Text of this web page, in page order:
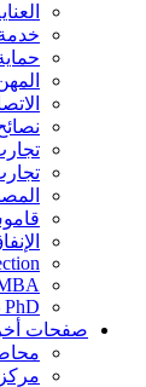
خدمة
PhD
صفحات